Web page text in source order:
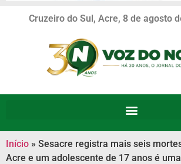
Cruzeiro do Sul, Acre, 8 de agosto
Início » Sesacre registra mais seis
Acre e um adolescente de 17 anos é